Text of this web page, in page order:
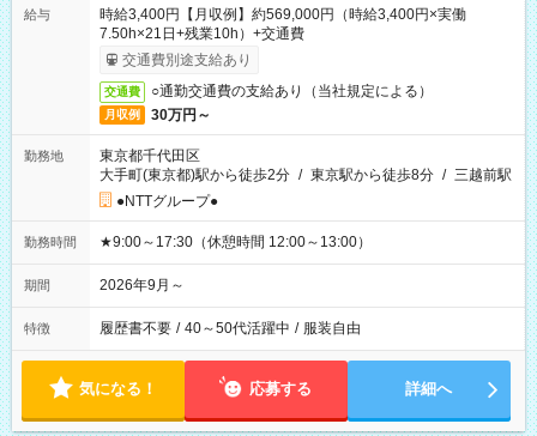
給与
時給3,400円【月収例】約569,000円（時給3,400円×実働
7.50h×21日+残業10h）+交通費
交通費別途支給あり
交通費 ○通勤交通費の支給あり（当社規定による）
月収例 30万円～
勤務地
東京都千代田区
大手町(東京都)駅から徒歩2分 / 東京駅から徒歩8分 / 三越前駅
●NTTグループ●
勤務時間 ★9:00～17:30（休憩時間 12:00～13:00）
期間 2026年9月～
特徴 履歴書不要 / 40～50代活躍中 / 服装自由
気になる！ 応募する 詳細へ